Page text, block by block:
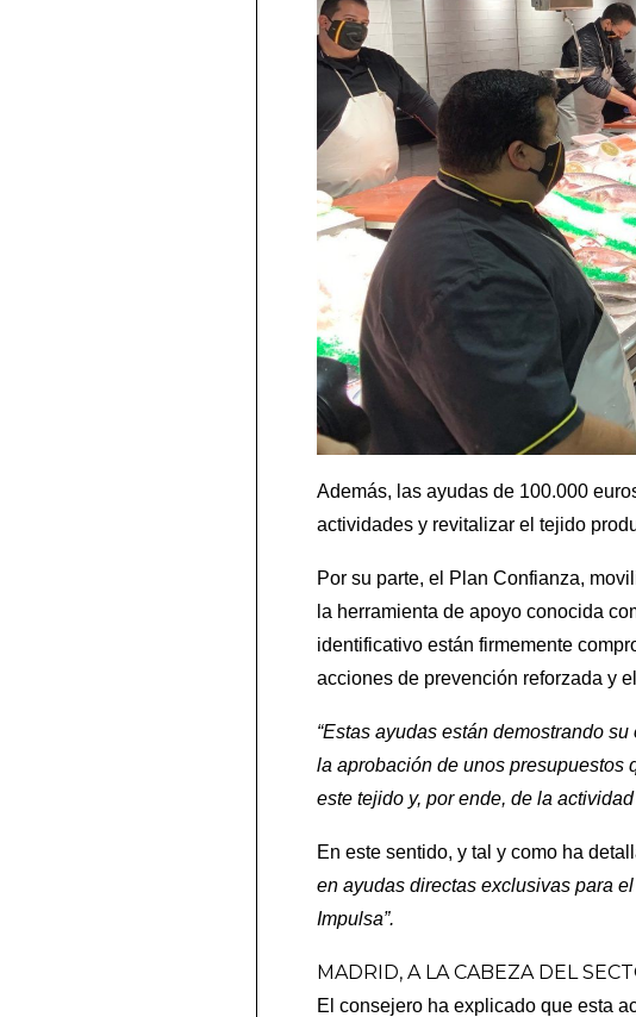
Además, las ayudas de 100.000
actividades y revitalizar el tejido
Por su parte, el Plan Confianza,
la herramienta de apoyo conocida
identificativo están firmemente
acciones de prevención reforzada y
“Estas ayudas están demostrando
la aprobación de unos presupuestos
este tejido y, por ende, de la
En este sentido, y tal y como ha
en ayudas directas exclusivas para
Impulsa”.
MADRID, A LA CABEZA DEL
El consejero ha explicado que esta